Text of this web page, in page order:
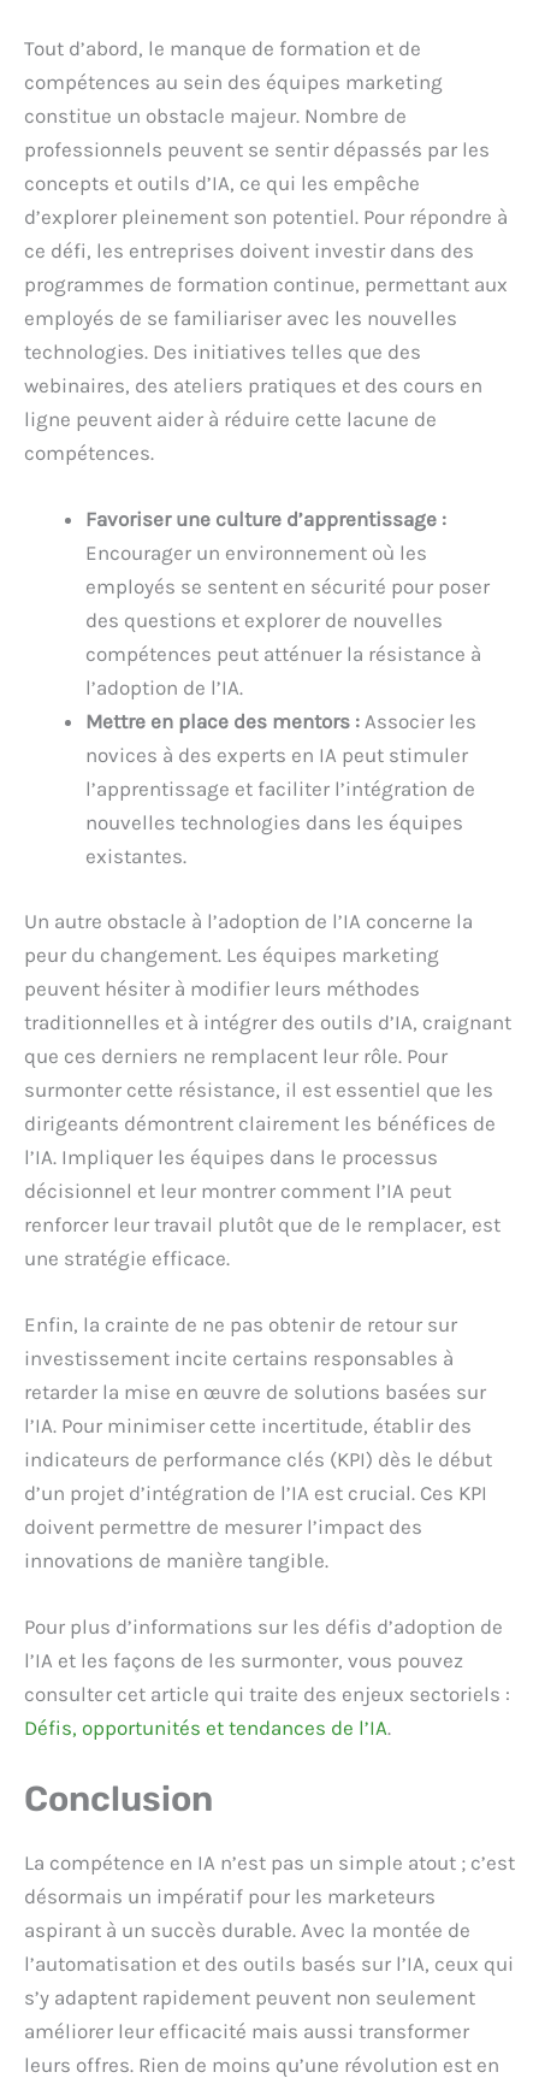
Tout d’abord, le manque de formation et de
compétences au sein des équipes marketing
constitue un obstacle majeur. Nombre de
professionnels peuvent se sentir dépassés par les
concepts et outils d’IA, ce qui les empêche
d’explorer pleinement son potentiel. Pour répondre à
ce défi, les entreprises doivent investir dans des
programmes de formation continue, permettant aux
employés de se familiariser avec les nouvelles
technologies. Des initiatives telles que des
webinaires, des ateliers pratiques et des cours en
ligne peuvent aider à réduire cette lacune de
compétences.
Favoriser une culture d’apprentissage :
Encourager un environnement où les
employés se sentent en sécurité pour poser
des questions et explorer de nouvelles
compétences peut atténuer la résistance à
l’adoption de l’IA.
Mettre en place des mentors : Associer les
novices à des experts en IA peut stimuler
l’apprentissage et faciliter l’intégration de
nouvelles technologies dans les équipes
existantes.
Un autre obstacle à l’adoption de l’IA concerne la
peur du changement. Les équipes marketing
peuvent hésiter à modifier leurs méthodes
traditionnelles et à intégrer des outils d’IA, craignant
que ces derniers ne remplacent leur rôle. Pour
surmonter cette résistance, il est essentiel que les
dirigeants démontrent clairement les bénéfices de
l’IA. Impliquer les équipes dans le processus
décisionnel et leur montrer comment l’IA peut
renforcer leur travail plutôt que de le remplacer, est
une stratégie efficace.
Enfin, la crainte de ne pas obtenir de retour sur
investissement incite certains responsables à
retarder la mise en œuvre de solutions basées sur
l’IA. Pour minimiser cette incertitude, établir des
indicateurs de performance clés (KPI) dès le début
d’un projet d’intégration de l’IA est crucial. Ces KPI
doivent permettre de mesurer l’impact des
innovations de manière tangible.
Pour plus d’informations sur les défis d’adoption de
l’IA et les façons de les surmonter, vous pouvez
consulter cet article qui traite des enjeux sectoriels :
Défis, opportunités et tendances de l’IA.
Conclusion
La compétence en IA n’est pas un simple atout ; c’est
désormais un impératif pour les marketeurs
aspirant à un succès durable. Avec la montée de
l’automatisation et des outils basés sur l’IA, ceux qui
s’y adaptent rapidement peuvent non seulement
améliorer leur efficacité mais aussi transformer
leurs offres. Rien de moins qu’une révolution est en